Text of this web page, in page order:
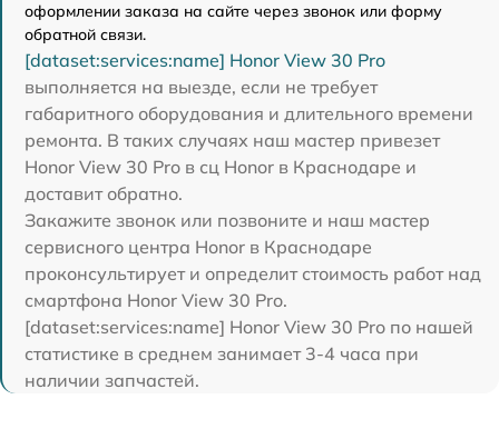
оформлении заказа на сайте через звонок или форму
обратной связи.
[dataset:services:name] Honor View 30 Pro
выполняется на выезде, если не требует
габаритного оборудования и длительного времени
ремонта. В таких случаях наш мастер привезет
Honor View 30 Pro в сц Honor в Краснодаре и
доставит обратно.
Закажите звонок или позвоните и наш мастер
сервисного центра Honor в Краснодаре
проконсультирует и определит стоимость работ над
смартфона Honor View 30 Pro.
[dataset:services:name] Honor View 30 Pro по нашей
статистике в среднем занимает 3-4 часа при
наличии запчастей.